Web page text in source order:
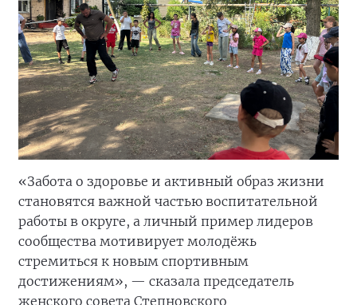
«Забота о здоровье и активный образ жизни
становятся важной частью воспитательной
работы в округе, а личный пример лидеров
сообщества мотивирует молодёжь
стремиться к новым спортивным
достижениям», — сказала председатель
женского совета Степновского